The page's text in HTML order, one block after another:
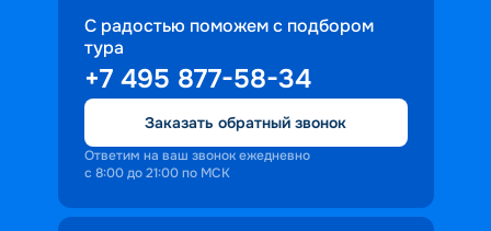
профессиональное обслуживание,
доброжелательность и заинтересованность
персонала корабля в каждом госте.
Ступая на борт теплохода, пассажиры
попадают в совершенно иную атмосферу,
где властвует тяга к приключениям и
открытиям.
С радостью поможем с подбором
тура
+7 495 877-58-34
Заказать обратный звонок
Ответим на ваш звонок ежедневно
с 8:00 до 21:00 по МСК